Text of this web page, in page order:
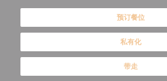
预订餐位
私有化
带走